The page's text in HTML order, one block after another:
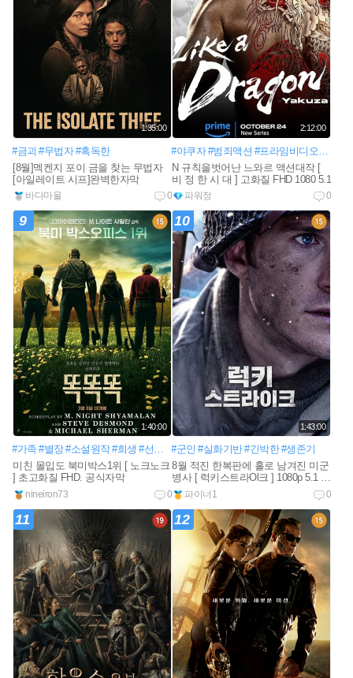
1:35:00
#금괴 #무법자 #혹독한
[8월]멕켄지 포이 금을 찾는 무법자
[아일레이트 시프]완벽한자막
바다마울 0
2:12:00
#야쿠자 #범죄액션 #프라임비디오
N 규칙을벗어난 느와르 액션대작 [
비 정 한 시 대 ] 고화질 FHD 1080 5.1
파워정 0
9
1:40:00
#가족 #별장#소설원작#희생 #선택 #휴가 #지구종말 #미국#영화
미친 몰입도 북미박스1위 [ 노크노크
] 초고화질 FHD. 공식자막
nineiron73 0
10
1:43:00
#군인 #실화기반#긴박한 #생존기
8월 적진 한복판에 홀로 남겨진 미군
병사 [ 럭키스트라Ol크 ] 1080p 5.1 완
벽자막
파이너1 0
11 12